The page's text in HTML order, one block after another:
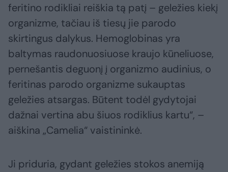
feritino rodikliai reiškia tą patį – geležies kiekį
organizme, tačiau iš tiesų jie parodo
skirtingus dalykus. Hemoglobinas yra
baltymas raudonuosiuose kraujo kūneliuose,
pernešantis deguonį į organizmo audinius, o
feritinas parodo organizme sukauptas
geležies atsargas. Būtent todėl gydytojai
dažnai vertina abu šiuos rodiklius kartu“, –
aiškina „Camelia“ vaistininkė.
Ji priduria, gydant geležies stokos anemiją